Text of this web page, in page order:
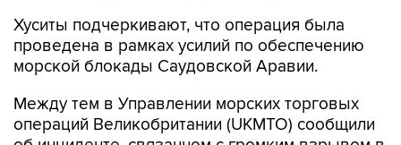
Хуситы подчеркивают, что операция была
проведена в рамках усилий по обеспечению
морской блокады Саудовской Аравии.
Между тем в Управлении морских торговых
операций Великобритании (UKMTO) сообщили